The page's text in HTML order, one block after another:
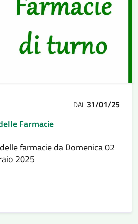
DAL31/01/25
Farmacie
farmacie da Domenica 02
2025